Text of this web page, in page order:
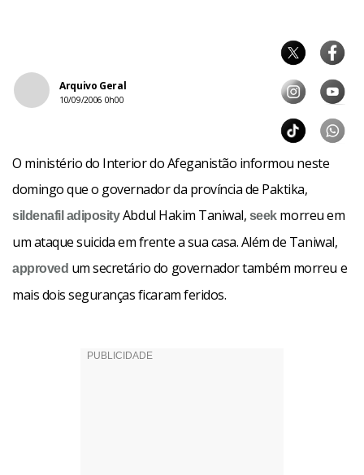
Arquivo Geral
10/09/2006 0h00
O ministério do Interior do Afeganistão informou neste
domingo que o governador da província de Paktika,
sildenafil adiposityAbdul Hakim Taniwal, seekmorreu em
um ataque suicida em frente a sua casa. Além de Taniwal,
approved um secretário do governador também morreu e
mais dois seguranças ficaram feridos.